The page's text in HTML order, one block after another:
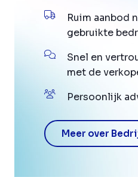
Ruim aanbod
gebruikte
Snel en
met de
Persoonlijk
Meer over